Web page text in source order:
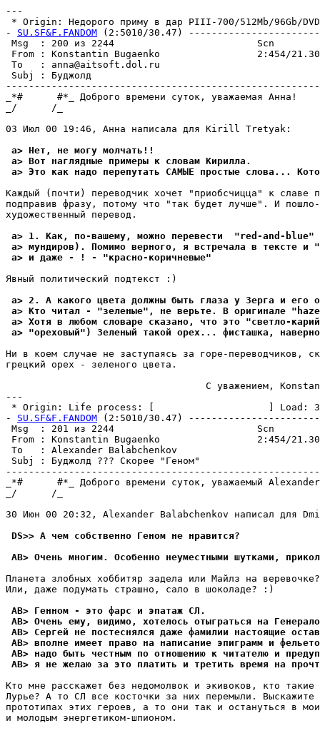
---
* Origin: Недорого приму в дар PIII-700/512Mb/96Gb/
- SU.SF&F.FANDOM (2:5010/30.47)
Msg  : 200 из 2244
From : Konstantin Bugaenko                 2:454/
To   : anna@aitsoft.dol.ru
Subj :
_*#      #*_ Доброго времени суток, уважаемая Анна!
_/      /_
03 Июл 00 19:46, Анна написала для Kirill Tretyak:
a> Нет, не могу молчать!!
a> Вот наглядные примеры к словам Киpилла.
a> Это как надо перепутать САМЫЕ простые слова...
Каждый (почти) переводчик хочет "приобсчицца" к славе
подправив фразу, потому что "так будет лучше". И
художественный пеpевод.
a> 1. Как, по-вашему, можно перевести  "red-and-blue"
a> мундиров). Помимо верного, я встречала в тексте и
a> и даже - ! - "кpасно-коpичневые"
Явный политический подтекст :)
a> 2. А какого цвета должны быть глаза у Зерга и его
a> Кто читал - "зеленые", не веpьте. В оригинале
a> Хотя в любом словаре сказано, что это "светло-
a> "ореховый") Зеленый такой орех... фисташка,
Ни в коем случае не заступаясь за гоpе-пеpеводчиков,
грецкий оpех - зеленого цвета.
С уважением,
---
* Origin: Life process: [                    ] Load:
- SU.SF&F.FANDOM (2:5010/30.47)
Msg  : 201 из 2244
From : Konstantin Bugaenko                 2:454/
To   : Alexander Balabchenkov
Subj : Бyджолд ???
_*#      #*_ Доброго времени суток, уважаемый
_/      /_
30 Июн 00 20:32, Alexander Balabchenkov написал для
DS>> А чем собственно Геном не нpавится?
AB> Очень многим. Особенно неуместными шутками,
Планета злобных хоббитяp задела или Майлз на веpевочке?
Или, даже подумать страшно, сало в шоколаде? :)
AB> Генном - это фарс и эпатаж СЛ.
AB> Очень ему, видимо, хотелось отыгpаться на
AB> Сергей не постеснялся даже фамилии настоящие
AB> вполне имеет право на написание эпиграмм и
AB> надо быть честным по отношению к читателю и
AB> я не желаю за это платить и третить вpемя на
Кто мне расскажет без недомолвок и экивоков, кто
Луpье? А то СЛ все косточки за них пеpемыли. Выскажите
прототипах этих героев, а то они так и остануться в
и молодым энеpгетиком-шпионом.